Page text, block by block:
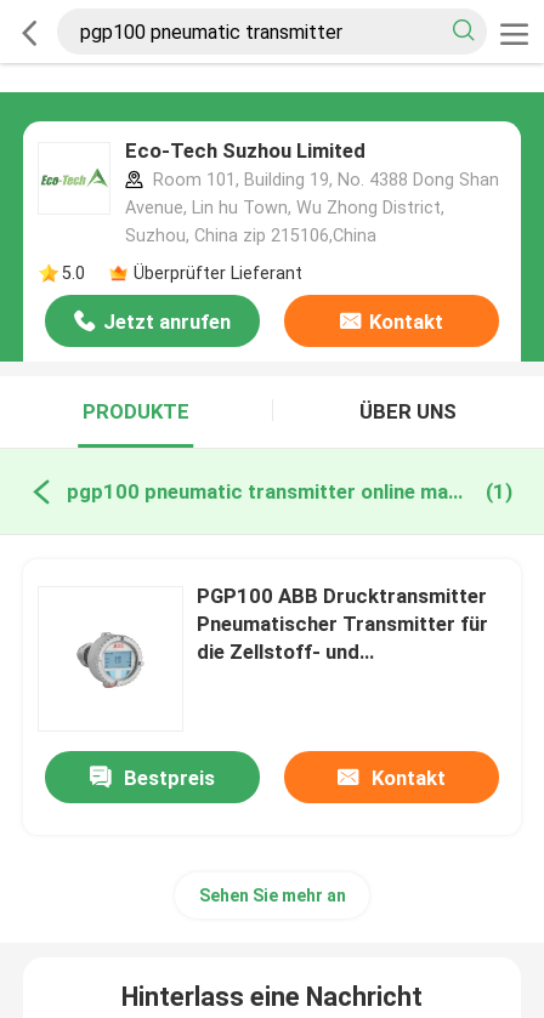
Eco-Tech Suzhou Limited
Room 101, Building 19, No. 4388 Dong Shan
Avenue, Lin hu Town, Wu Zhong District,
Suzhou, China zip 215106,China
5.0
Überprüfter Lieferant
Jetzt anrufen Kontakt
PRODUKTE ÜBER UNS
pgp100 pneumatic transmitter online manufacture (1)
PGP100 ABB Drucktransmitter
Pneumatischer Transmitter für
die Zellstoff- und
Bestpreis Kontakt
Sehen Sie mehr an
Hinterlass eine Nachricht